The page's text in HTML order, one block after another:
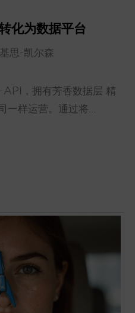
化为数据平台
基思-凯尔森
，拥有芳香数据层 精
样运营。通过将...